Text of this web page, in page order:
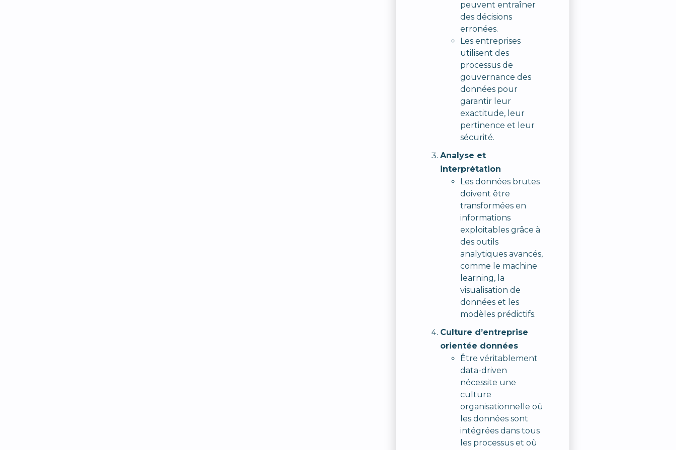
peuvent entraîner
des décisions
erronées.
Les entreprises
utilisent des
processus de
gouvernance des
données pour
garantir leur
exactitude, leur
pertinence et leur
sécurité.
Analyse et
interprétation
Les données brutes
doivent être
transformées en
informations
exploitables grâce à
des outils
analytiques avancés,
comme le machine
learning, la
visualisation de
données et les
modèles prédictifs.
Culture d’entreprise
orientée données
Être véritablement
data-driven
nécessite une
culture
organisationnelle où
les données sont
intégrées dans tous
les processus et où